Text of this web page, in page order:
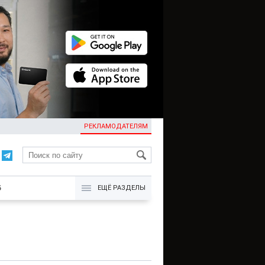
РЕКЛАМОДАТЕЛЯМ
KG
ЕЩЁ РАЗДЕЛЫ